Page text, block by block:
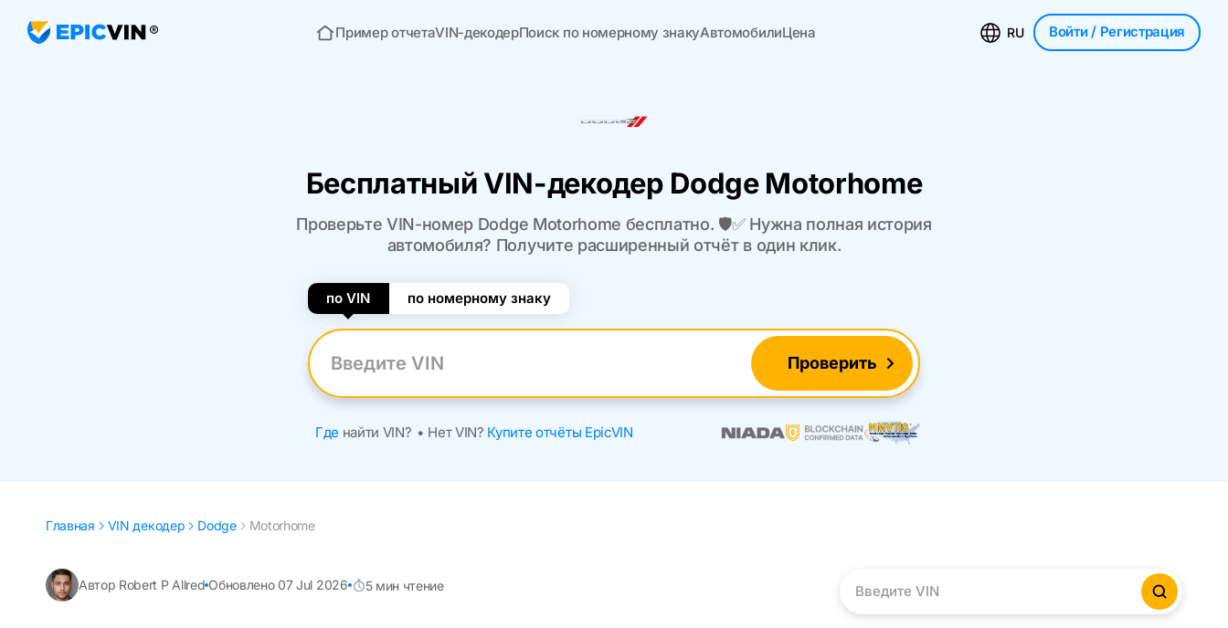
Главная
Пример отчетаVIN-декодерПоиск по номерному знакуАвтомобилиЦена RU Войти/ Регистрация
Бесплатный VIN-декодер Dodge Motorhome
Проверьте VIN-номер Dodge Motorhome бесплатно. 🛡️✅ Нужна полная история
автомобиля? Получите расширенный отчёт в один клик.
по VIN по номерному знаку
Введите VIN Проверить
Где найти VIN? • Нет VIN? Купите отчёты EpicVIN
Главная VIN декодер Dodge Motorhome
Автор Robert P Allred Обновлено 07 Jul 2026 5 мин чтение
Введите VIN